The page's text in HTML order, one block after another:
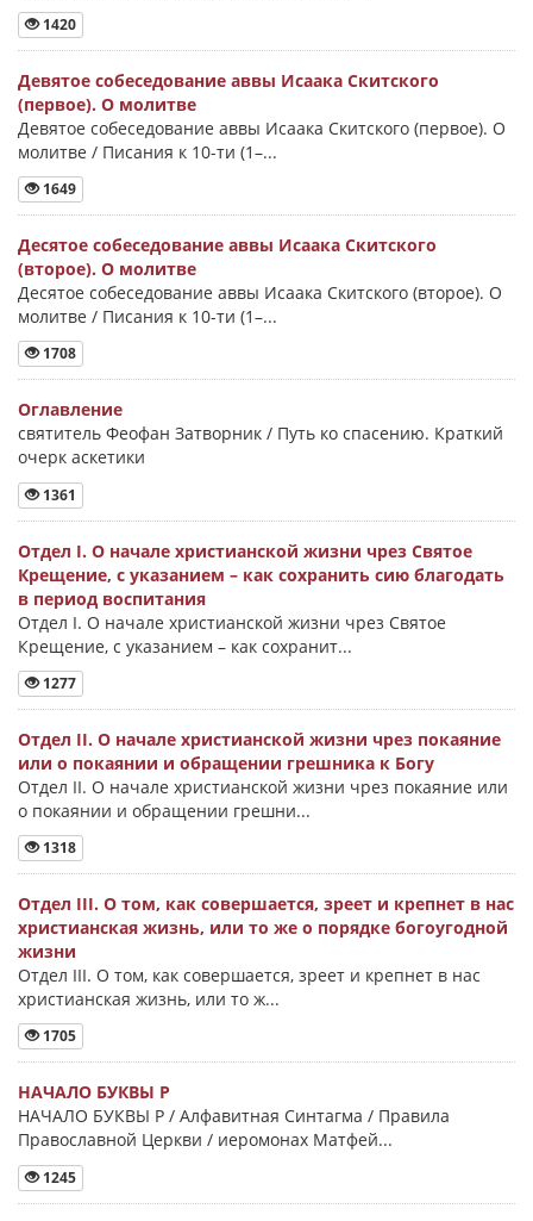
1420
Девятое собеседование аввы Исаака Скитского
(первое). О молитве
Девятое собеседование аввы Исаака Скитского (первое). О
молитве / Писания к 10-ти (1–...
1649
Десятое собеседование аввы Исаака Скитского
(второе). О молитве
Десятое собеседование аввы Исаака Скитского (второе). О
молитве / Писания к 10-ти (1–...
1708
Оглавление
святитель Феофан Затворник / Путь ко спасению. Краткий
очерк аскетики
1361
Отдел I. О начале христианской жизни чрез Святое
Крещение, с указанием – как сохранить сию благодать
в период воспитания
Отдел I. О начале христианской жизни чрез Святое
Крещение, с указанием – как сохранит...
1277
Отдел II. О начале христианской жизни чрез покаяние
или о покаянии и обращении грешника к Богу
Отдел II. О начале христианской жизни чрез покаяние или
о покаянии и обращении грешни...
1318
Отдел III. О том, как совершается, зреет и крепнет в нас
христианская жизнь, или то же о порядке богоугодной
жизни
Отдел III. О том, как совершается, зреет и крепнет в нас
христианская жизнь, или то ж...
1705
НАЧАЛО БУКВЫ Ρ
НАЧАЛО БУКВЫ Ρ / Алфавитная Синтагма / Правила
Православной Церкви / иеромонах Матфей...
1245